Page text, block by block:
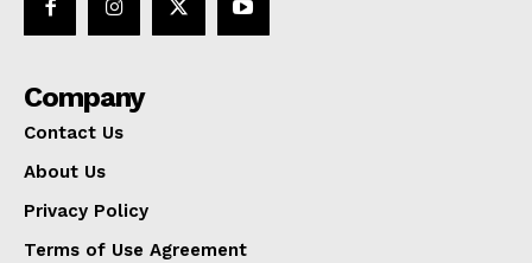
Company
Contact Us
About Us
Privacy Policy
Terms of Use Agreement